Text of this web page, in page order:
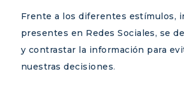
Frente a los diferentes estímulos,
presentes en Redes Sociales, se
y contrastar la información para
nuestras decisiones.